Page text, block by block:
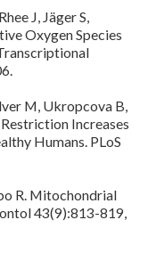
J, Jäger S,
Oxygen Species
M, Ukropcova B,
Restriction Increases
Humans. PLoS
R. Mitochondrial
43(9):813-819,